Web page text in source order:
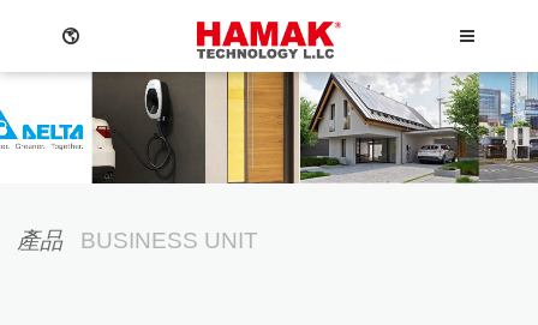
產品 BUSINESS UNIT